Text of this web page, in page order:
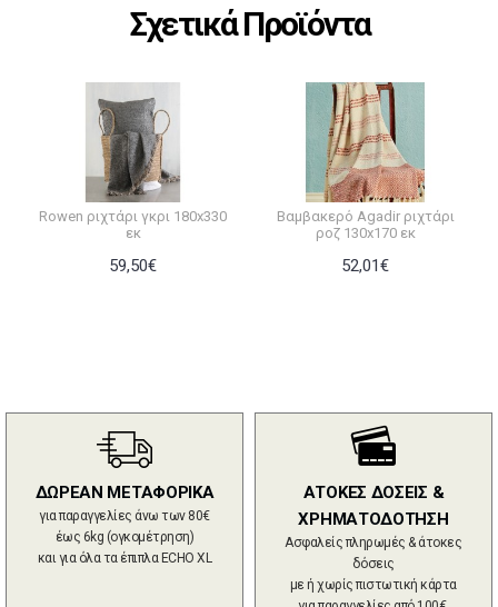
Σχετικά Προϊόντα
Rowen ριχτάρι γκρι 180x330
εκ
59,50€
Βαμβακερό Agadir ριχτάρι
ροζ 130x170 εκ
52,01€
ΔΩΡΕΑΝ ΜΕΤΑΦΟΡΙΚΑ
για παραγγελίες άνω των 80€
έως 6kg (ογκομέτρηση)
και για όλα τα έπιπλα ECHO XL
ΑΤΟΚΕΣ ΔΟΣΕΙΣ &
ΧΡΗΜΑΤΟΔΟΤΗΣΗ
Ασφαλείς πληρωμές & άτοκες
δόσεις
με ή χωρίς πιστωτική κάρτα